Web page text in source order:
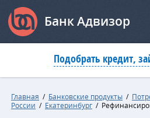
Банк Адвизор
Подобрать кредит,
Главная / Банковские продукты /
России / Екатеринбург /